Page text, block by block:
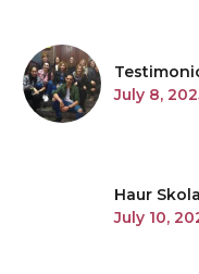
July 8,
Haur Skola
July 10,